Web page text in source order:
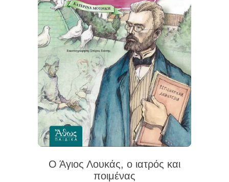
Ο Άγιος Λουκάς, ο ιατρός και
ποιμένας